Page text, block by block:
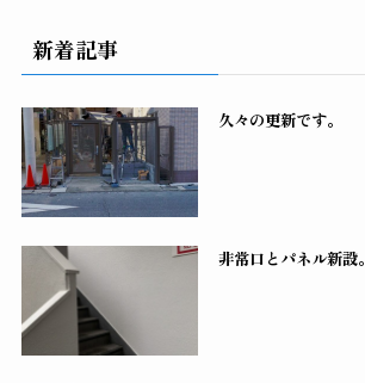
新着記事
久々の更新です。
非常口とパネル新設。